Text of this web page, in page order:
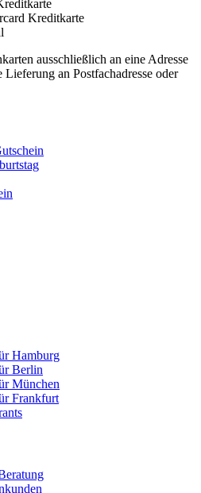
ausschließlich an eine Adresse
an Postfachadresse oder
Hamburg
Berlin
München
Frankfurt